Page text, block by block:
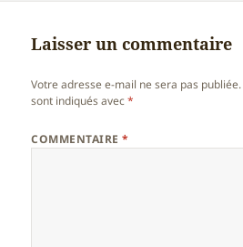
Laisser un commentaire
Votre adresse e-mail ne sera pas publiée.
sont indiqués avec*
COMMENTAIRE*